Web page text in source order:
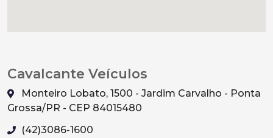
Cavalcante Veículos
Monteiro Lobato, 1500 - Jardim Carvalho - Ponta
Grossa/PR - CEP 84015480
(42)3086-1600